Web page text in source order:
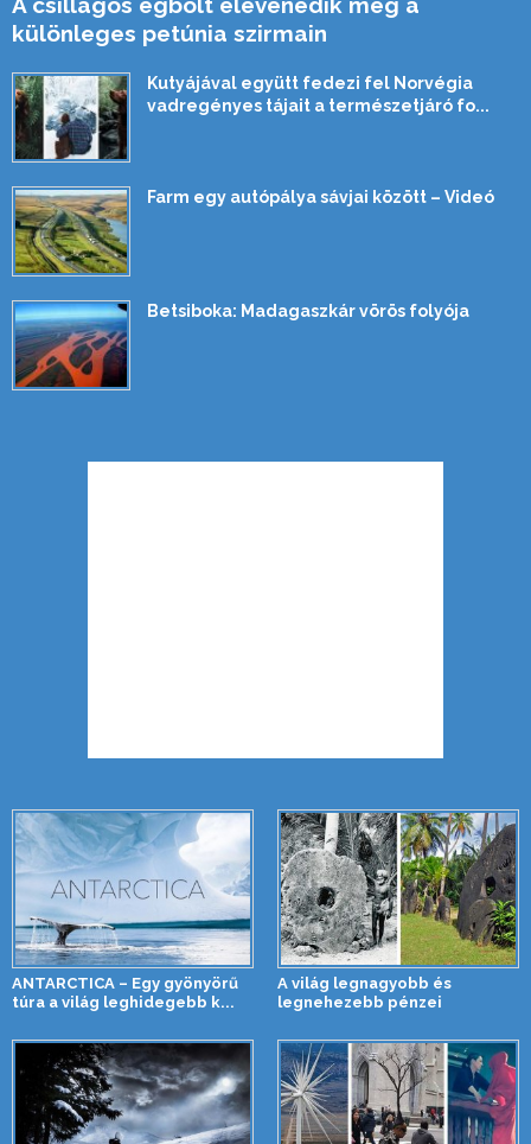
különleges petúnia szirmain
Kutyájával együtt fedezi fel Norvégia
vadregényes tájait a természetjáró fo...
Farm egy autópálya sávjai között – Videó
Betsiboka: Madagaszkár vörös folyója
ANTARCTICA – Egy gyönyörű
túra a világ leghidegebb k...
A világ legnagyobb és
legnehezebb pénzei